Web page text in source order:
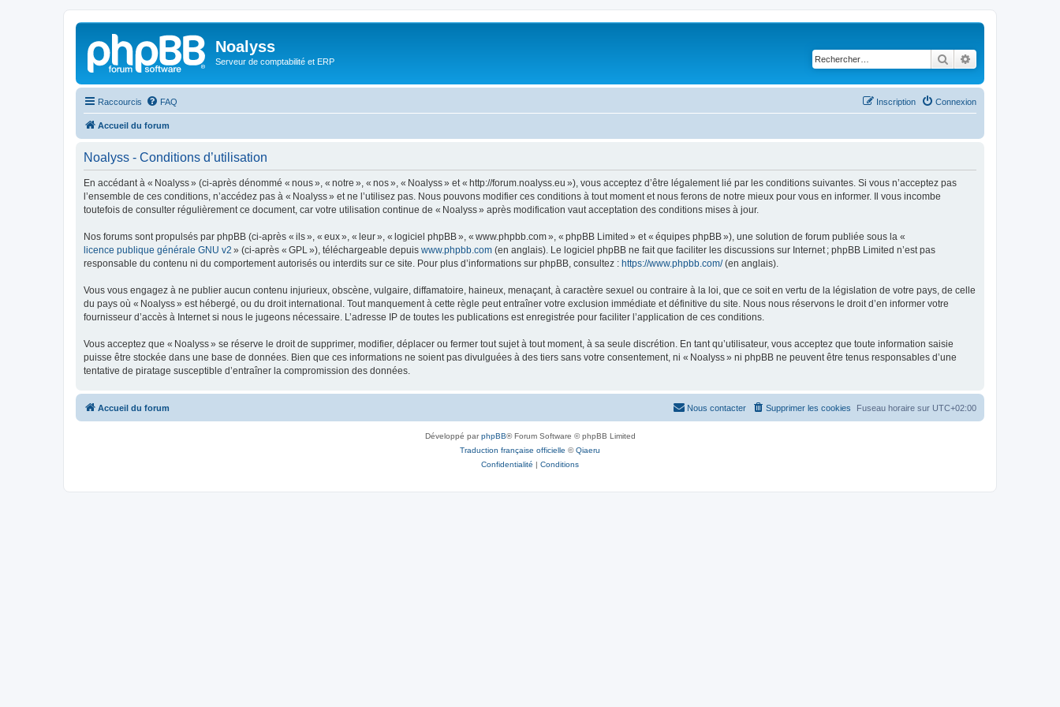
Noalyss
Serveur de comptabilité et ERP Rechercher
Raccourcis FAQ Connexion
Inscription
Accueil du forum
Noalyss - Conditions d’utilisation
En accédant à « Noalyss » (ci-après dénommé « nous », « notre », « nos », « Noalyss » et « http://forum.noalyss.eu »), vous acceptez d’être légalement lié par les conditions suivantes. Si vous n’acceptez pas
l’ensemble de ces conditions, n’accédez pas à « Noalyss » et ne l’utilisez pas. Nous pouvons modifier ces conditions à tout moment et nous ferons de notre mieux pour vous en informer. Il vous incombe
toutefois de consulter régulièrement ce document, car votre utilisation continue de « Noalyss » après modification vaut acceptation des conditions mises à jour.
Nos forums sont propulsés par phpBB (ci-après « ils », « eux », « leur », « logiciel phpBB », « www.phpbb.com », « phpBB Limited » et « équipes phpBB »), une solution de forum publiée sous la «
licence publique générale GNU v2 » (ci-après « GPL »), téléchargeable depuis www.phpbb.com (en anglais). Le logiciel phpBB ne fait que faciliter les discussions sur Internet ; phpBB Limited n’est pas
responsable du contenu ni du comportement autorisés ou interdits sur ce site. Pour plus d’informations sur phpBB, consultez : https://www.phpbb.com/(en anglais).
Vous vous engagez à ne publier aucun contenu injurieux, obscène, vulgaire, diffamatoire, haineux, menaçant, à caractère sexuel ou contraire à la loi, que ce soit en vertu de la législation de votre pays, de celle
du pays où « Noalyss » est hébergé, ou du droit international. Tout manquement à cette règle peut entraîner votre exclusion immédiate et définitive du site. Nous nous réservons le droit d’en informer votre
fournisseur d’accès à Internet si nous le jugeons nécessaire. L’adresse IP de toutes les publications est enregistrée pour faciliter l’application de ces conditions.
Vous acceptez que « Noalyss » se réserve le droit de supprimer, modifier, déplacer ou fermer tout sujet à tout moment, à sa seule discrétion. En tant qu’utilisateur, vous acceptez que toute information saisie
puisse être stockée dans une base de données. Bien que ces informations ne soient pas divulguées à des tiers sans votre consentement, ni « Noalyss » ni phpBB ne peuvent être tenus responsables d’une
tentative de piratage susceptible d’entraîner la compromission des données.
Accueil du forum Fuseau horaire sur UTC+02:00
Supprimer les cookies
Nous contacter
Développé parphpBB® Forum Software © phpBB Limited
Traduction française officielle ©Qiaeru
Confidentialité | Conditions